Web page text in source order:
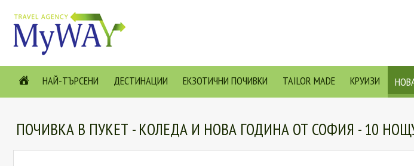
НАЙ-ТЪРСЕНИ ДЕСТИНАЦИИ ЕКЗОТИЧНИ ПОЧИВКИ TAILOR MADE КРУИЗИ
ПОЧИВКА В ПУКЕТ - КОЛЕДА И НОВА ГОДИНА ОТ СОФИЯ - 10